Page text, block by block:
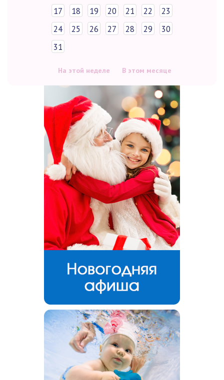
17 18 19 20 21 22
23
24
25 26 27 28 29
30
31
На этой неделе В этом месяце